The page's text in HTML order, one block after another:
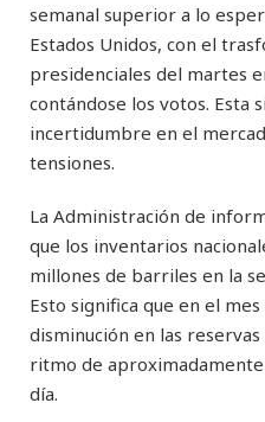
semanal superior a lo
Estados Unidos, con el
presidenciales del martes
contándose los votos. Esta
incertidumbre en el
tensiones.
La Administración de
que los inventarios
millones de barriles en la
Esto significa que en el
disminución en las reservas
ritmo de
día.